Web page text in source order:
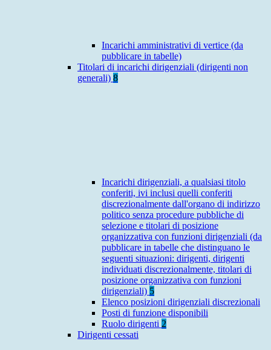
Incarichi amministrativi di vertice (da
pubblicare in tabelle)
Titolari di incarichi dirigenziali (dirigenti non
generali) 8
Incarichi dirigenziali, a qualsiasi titolo
conferiti, ivi inclusi quelli conferiti
discrezionalmente dall'organo di indirizzo
politico senza procedure pubbliche di
selezione e titolari di posizione
organizzativa con funzioni dirigenziali (da
pubblicare in tabelle che distinguano le
seguenti situazioni: dirigenti, dirigenti
individuati discrezionalmente, titolari di
posizione organizzativa con funzioni
dirigenziali) 5
Elenco posizioni dirigenziali discrezionali
Posti di funzione disponibili
Ruolo dirigenti 2
Dirigenti cessati